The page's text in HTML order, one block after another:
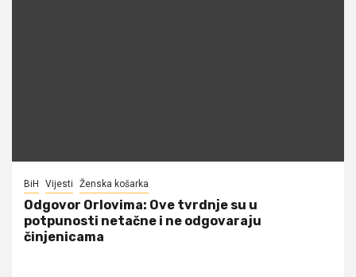
BiH Vijesti Ženska košarka
Odgovor Orlovima: ​Ove tvrdnje su u
potpunosti netačne i ne odgovaraju
činjenicama